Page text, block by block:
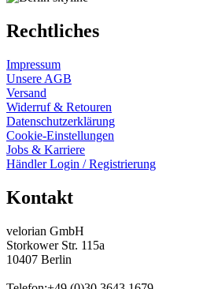
Rechtliches
Impressum
Unsere AGB
Versand
Widerruf & Retouren
Datenschutzerklärung
Cookie-Einstellungen
Jobs & Karriere
Händler Login / Registrierung
Kontakt
velorian GmbH
Storkower Str. 115a
10407 Berlin